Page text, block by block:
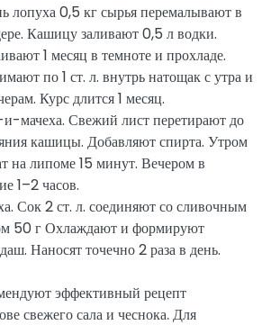
лопуха 0,5 кг сырья перемалывают в
Кашицу заливают 0,5 л водки.
1 месяц в темноте и прохладе.
по 1 ст. л. внутрь натощак с утра и
Курс длится 1 месяц.
мачеха. Свежий лист перетирают до
кашицы. Добавляют спирта. Утром
на липоме 15 минут. Вечером в
1–2 часов.
Сок 2 ст. л. соединяют со сливочным
50 г Охлаждают и формируют
Наносят точечно 2 раза в день.
эффективный рецепт
свежего сала и чеснока. Для